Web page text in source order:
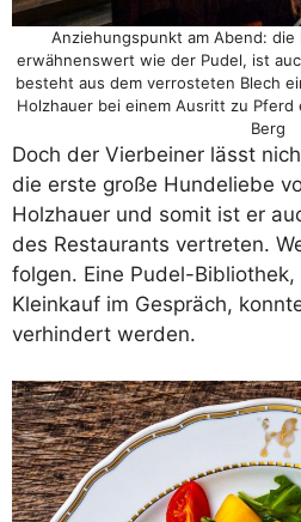
Anziehungspunkt am Abend:
erwähnenswert wie der Pudel, ist
besteht aus dem verrosteten Blech
Holzhauer bei einem Ausritt zu
Berg
Doch der Vierbeiner lässt
die erste große Hundeliebe
Holzhauer und somit ist er
des Restaurants vertreten.
folgen. Eine Pudel-
Kleinkauf im Gespräch,
verhindert werden.